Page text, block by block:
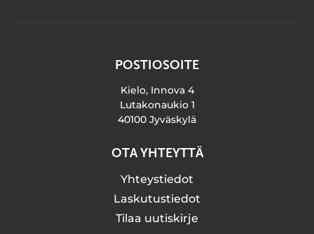
POSTIOSOITE
Kielo, Innova 4
Lutakonaukio 1
40100 Jyväskylä
OTA YHTEYTTÄ
Yhteystiedot
Laskutustiedot
Tilaa uutiskirje